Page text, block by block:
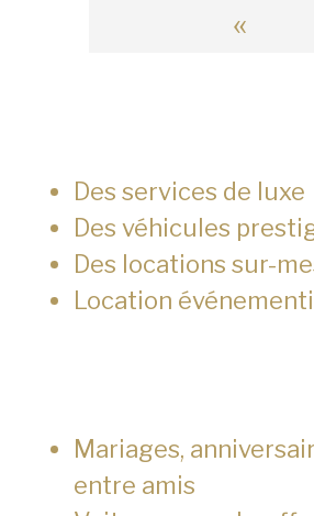
«
Des services de luxe
Des véhicules
Des locations sur-
Location
Mariages,
entre amis